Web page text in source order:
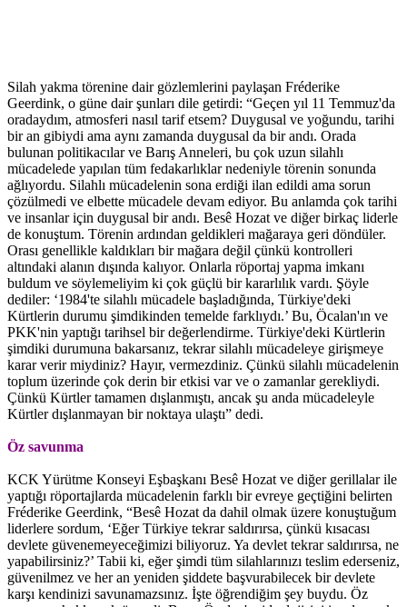
Silah yakma törenine dair gözlemlerini paylaşan Fréderike
Geerdink, o güne dair şunları dile getirdi: “Geçen yıl 11 Temmuz'da
oradaydım, atmosferi nasıl tarif etsem? Duygusal ve yoğundu, tarihi
bir an gibiydi ama aynı zamanda duygusal da bir andı. Orada
bulunan politikacılar ve Barış Anneleri, bu çok uzun silahlı
mücadelede yapılan tüm fedakarlıklar nedeniyle törenin sonunda
ağlıyordu. Silahlı mücadelenin sona erdiği ilan edildi ama sorun
çözülmedi ve elbette mücadele devam ediyor. Bu anlamda çok tarihi
ve insanlar için duygusal bir andı. Besê Hozat ve diğer birkaç liderle
de konuştum. Törenin ardından geldikleri mağaraya geri döndüler.
Orası genellikle kaldıkları bir mağara değil çünkü kontrolleri
altındaki alanın dışında kalıyor. Onlarla röportaj yapma imkanı
buldum ve söylemeliyim ki çok güçlü bir kararlılık vardı. Şöyle
dediler: ‘1984'te silahlı mücadele başladığında, Türkiye'deki
Kürtlerin durumu şimdikinden temelde farklıydı.’ Bu, Öcalan'ın ve
PKK'nin yaptığı tarihsel bir değerlendirme. Türkiye'deki Kürtlerin
şimdiki durumuna bakarsanız, tekrar silahlı mücadeleye girişmeye
karar verir miydiniz? Hayır, vermezdiniz. Çünkü silahlı mücadelenin
toplum üzerinde çok derin bir etkisi var ve o zamanlar gerekliydi.
Çünkü Kürtler tamamen dışlanmıştı, ancak şu anda mücadeleyle
Kürtler dışlanmayan bir noktaya ulaştı” dedi.
Öz savunma
KCK Yürütme Konseyi Eşbaşkanı Besê Hozat ve diğer gerillalar ile
yaptığı röportajlarda mücadelenin farklı bir evreye geçtiğini belirten
Fréderike Geerdink, “Besê Hozat da dahil olmak üzere konuştuğum
liderlere sordum, ‘Eğer Türkiye tekrar saldırırsa, çünkü kısacası
devlete güvenemeyeceğimizi biliyoruz. Ya devlet tekrar saldırırsa, ne
yapabilirsiniz?’ Tabii ki, eğer şimdi tüm silahlarınızı teslim ederseniz,
güvenilmez ve her an yeniden şiddete başvurabilecek bir devlete
karşı kendinizi savunamazsınız. İşte öğrendiğim şey buydu. Öz